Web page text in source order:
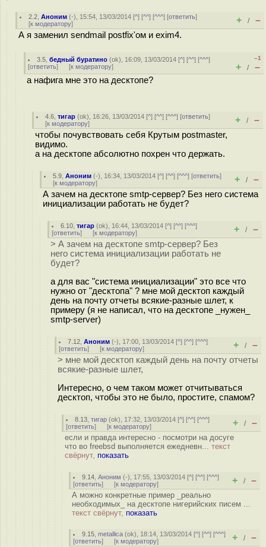
2.2 ,Аноним (-), 15:54, 13/03/2014 [^] [^^] [^^^] [ответить]
[к модератору] + / –
А я заменил sendmail postfix'oм и exim4.
3.5 ,бедный буратино (ok), 16:09, 13/03/2014 [^] [^^] [^^^]
[ответить] [к модератору]
–1
+ / –
а нафига мне это на десктопе?
4.6 ,тигар (ok), 16:26, 13/03/2014 [^] [^^] [^^^] [ответить]
[к модератору] + / –
чтобы почувствовать себя Крутым postmaster,
видимо.
а на десктопе абсолютно похрен что держать.
5.9 ,Аноним (-), 16:34, 13/03/2014 [^] [^^] [^^^] [ответить]
[к модератору] + / –
А зачем на десктопе smtp-сервер? Без него система
инициализации работать не будет?
6.10 ,тигар (ok), 16:44, 13/03/2014 [^] [^^] [^^^]
[ответить] [к модератору] + / –
> А зачем на десктопе smtp-сервер? Без
него система инициализации работать не
будет?
а для вас "система инициализации" это все что
нужно от "десктопа" ? мне мой десктоп каждый
день на почту отчеты всякие-разные шлет, к
примеру (я не написал, что на десктопе _нужен_
smtp-server)
7.12 ,Аноним (-), 17:00, 13/03/2014 [^] [^^] [^^^]
[ответить] [к модератору] + / –
> мне мой десктоп каждый день на почту отчеты
всякие-разные шлет,
Интересно, о чем таком может отчитываться
десктоп, чтобы это не было, простите, спамом?
8.13 ,тигар (ok), 17:32, 13/03/2014 [^] [^^] [^^^]
[ответить] [к модератору] + / –
если и правда интересно - посмотри на досуге
что во freebsd выполняется ежедневн... текст
свёрнут, показать
9.14 ,Аноним (-), 17:55, 13/03/2014 [^] [^^] [^^^]
[ответить] [к модератору] + / –
А можно конкретные пример _реально
необходимых_ на десктопе нигерийских писем ...
текст свёрнут, показать
9.15 ,metallica (ok), 18:14, 13/03/2014 [^] [^^] [^^^]
[ответить] [к модератору] + / –